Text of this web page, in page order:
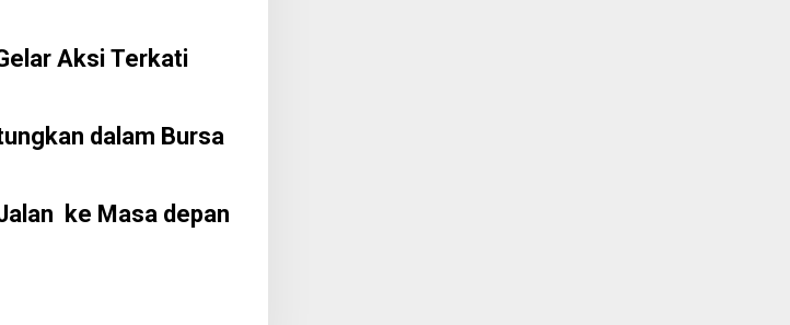
Aksi Terkati
dalam Bursa
ke Masa depan